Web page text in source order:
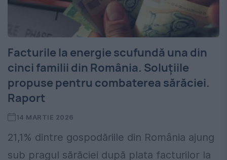
Facturile la energie scufundă una din
cinci familii din România. Soluțiile
propuse pentru combaterea sărăciei.
Raport
14 MARTIE 2026
21,1% dintre gospodăriile din România ajung
sub pragul sărăciei după plata facturilor la